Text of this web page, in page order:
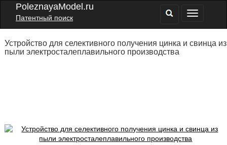
PoleznayaModel.ru
Патентный поиск
Устройство для селективного получения цинка и свинца из
пыли электросталеплавильного производства